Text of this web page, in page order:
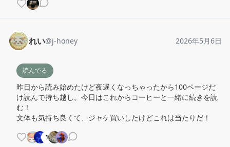
れい@j-honey 2026年5月6日
読んでる
昨日から読み始めたけど夜遅くなっちゃったから100ページだ
け読んで持ち越し。今日はこれからコーヒーと一緒に続きを読
む！
文体も気持ち良くて、ジャケ買いしたけどこれは当たりだ！